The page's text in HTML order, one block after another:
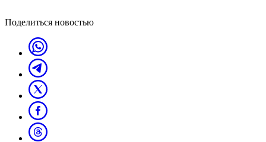
Поделиться новостью